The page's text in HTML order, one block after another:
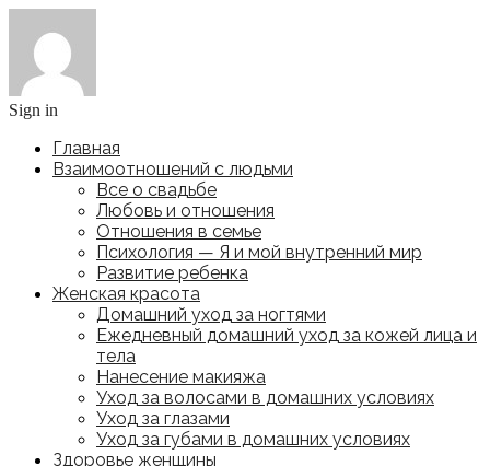
Sign in
Главная
Взаимоотношений с людьми
Все о свадьбе
Любовь и отношения
Отношения в семье
Психология — Я и мой внутренний мир
Развитие ребенка
Женская красота
Домашний уход за ногтями
Ежедневный домашний уход за кожей лица и
тела
Нанесение макияжа
Уход за волосами в домашних условиях
Уход за глазами
Уход за губами в домашних условиях
Здоровье женщины